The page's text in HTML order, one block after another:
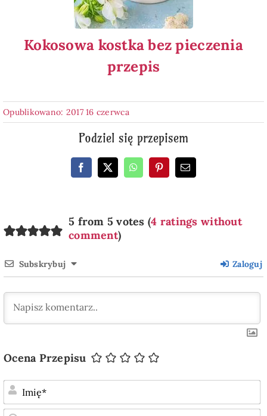
Kokosowa kostka bez pieczenia
przepis
Opublikowano: 2017 16 czerwca
Podziel się przepisem
5 from 5 votes (4 ratings without
comment)
Subskrybuj Zaloguj
Ocena Przepisu